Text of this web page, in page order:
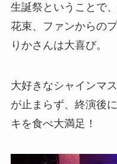
生誕祭ということで
花束、ファンからの
りかさんは大喜び。
大好きなシャインマ
が止まらず、終演後
キを食べ大満足！